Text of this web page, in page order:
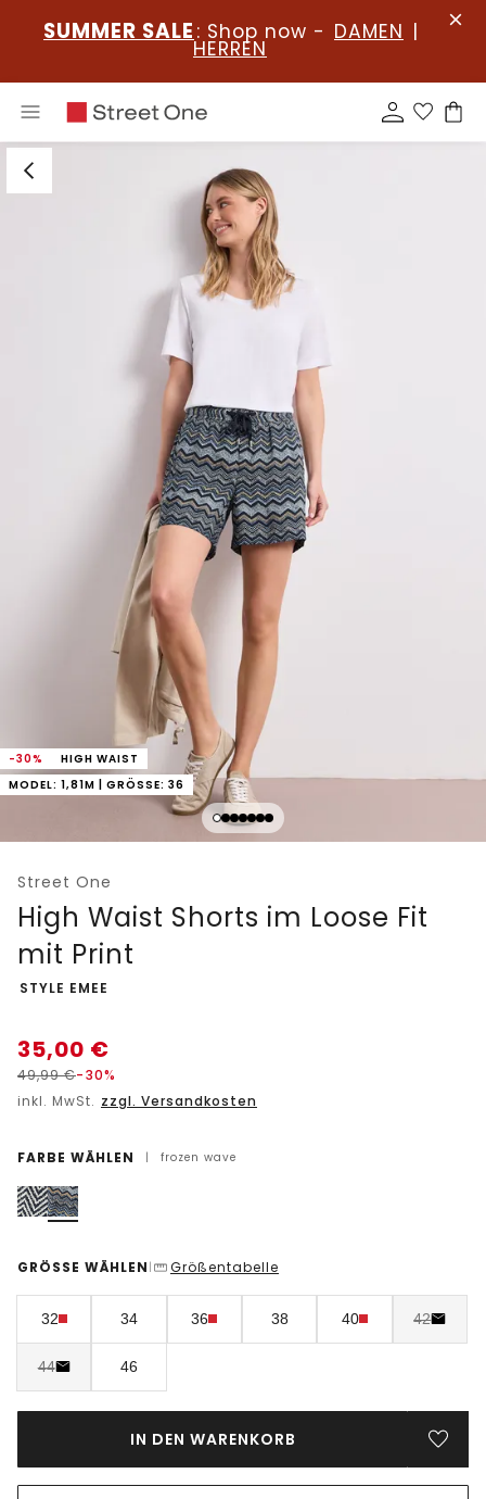
SUMMER SALE : Shop now - DAMEN |
HERREN
-30%
HIGH WAIST
MODEL: 1,81M | GRÖSSE: 36
Street One
High Waist Shorts im Loose Fit
mit Print
-
STYLE EMEE
35,00 €
49,99€-30%
inkl. MwSt. zzgl. Versandkosten
FARBE WÄHLEN | frozen wave
GRÖSSE WÄHLEN | Größentabelle
32 34 36 38 40 42
44 46
IN DEN WARENKORB